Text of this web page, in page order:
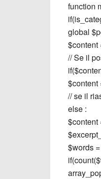
function
global
$content
// Se il
$content
// se il
else :
$content
$words